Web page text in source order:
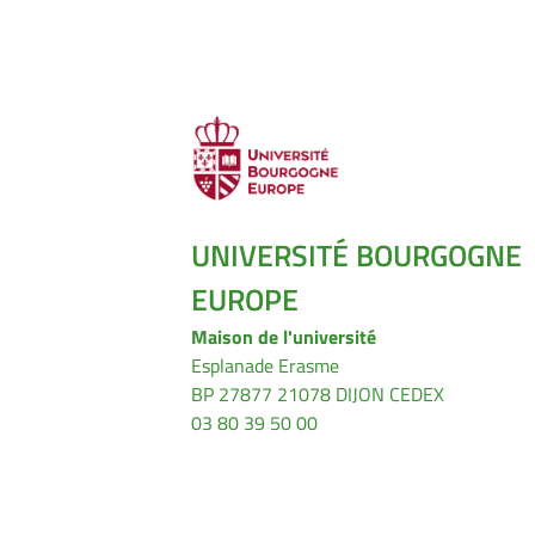
UNIVERSITÉ BOURGOGNE
EUROPE
Maison de l'université
Esplanade Erasme
BP 27877 21078 DIJON CEDEX
03 80 39 50 00